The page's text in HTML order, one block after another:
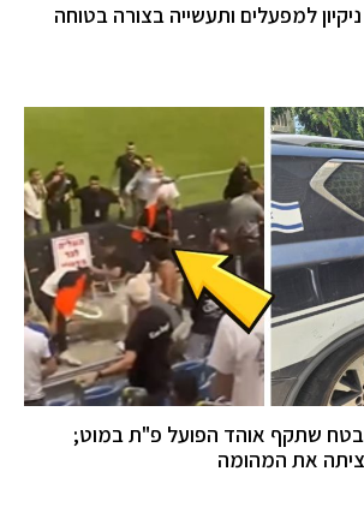
למפעלים ותעשייה בצורה בטוחה
שתקף אוהד הפועל פ"ת במוט;
את המהומה